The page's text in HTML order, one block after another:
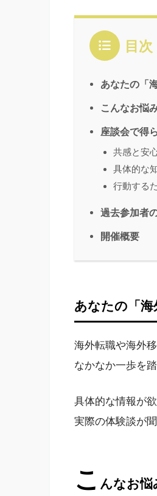
目次
あなたの「
こんなお悩
座談会で得
共感と安
具体的な
行動する
過去参加者
開催概要
あなたの「海
海外転職や海外
なかなか一歩を
具体的な情報が欲
実際の体験談が
こ んなお